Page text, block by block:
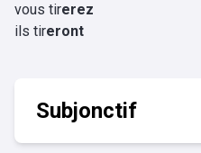
vous tirerez
ils tireront
Subjonctif